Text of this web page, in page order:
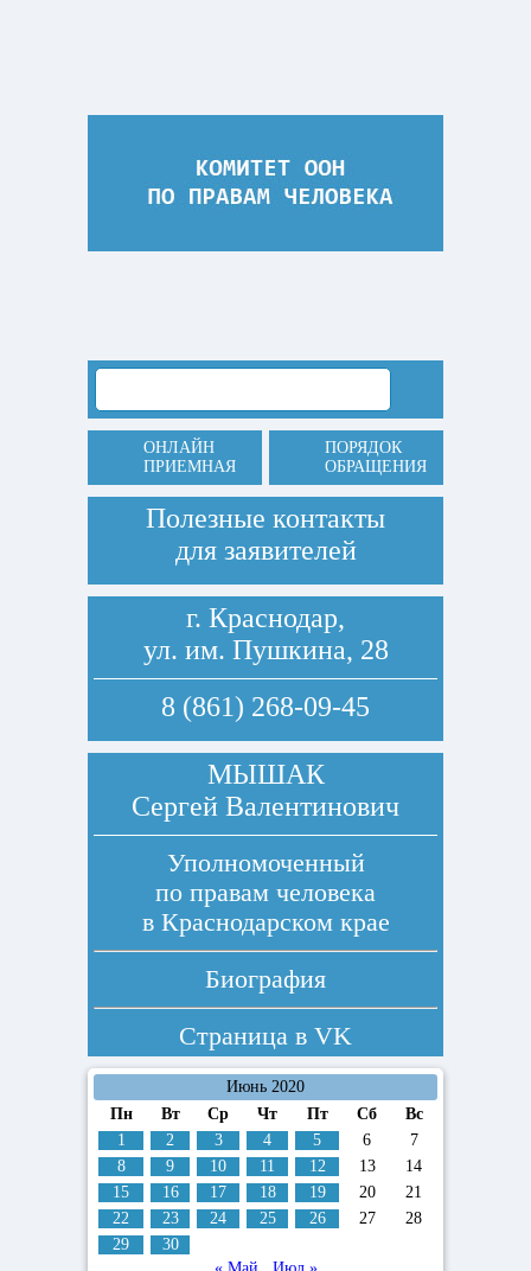
ОНЛАЙН
ПРИЕМНАЯ
ПОРЯДОК
ОБРАЩЕНИЯ
Полезные контакты
для заявителей
г. Краснодар,
ул. им. Пушкина, 28
8 (861) 268-09-45
МЫШАК
Сергей Валентинович
Уполномоченный
по правам человека
в Краснодарском крае
Биография
Страница в VK
Июнь 2020
Пн
Вт Ср Чт Пт Сб
Вс
1
2 3 4 5 6
7
8
9 10 11 12 13
14
15
16 17 18 19 20
21
22
23 24 25 26 27
28
29
30